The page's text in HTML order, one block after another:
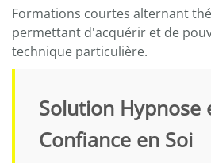
Formations courtes alternant
permettant d'acquérir et de
technique particulière.
Solution Hypnose
Confiance en Soi